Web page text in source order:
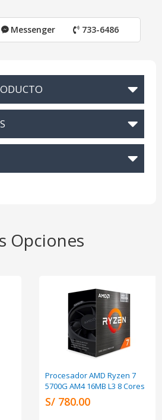
Messenger 733-6486
Opciones
Procesador AMD Ryzen 7
5700G AM4 16MB L3 8 Cores
S/ 780.00